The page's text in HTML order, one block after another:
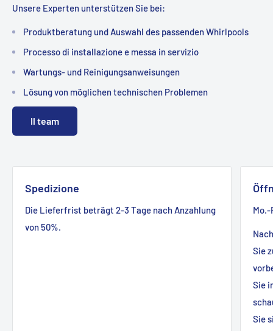
Unsere Experten unterstützen Sie bei:
Produktberatung und Auswahl des passenden Whirlpools
Processo di installazione e messa in servizio
Wartungs- und Reinigungsanweisungen
Lösung von möglichen technischen Problemen
Il team
Spedizione
Die Lieferfrist beträgt 2-3 Tage nach Anzahlung
von 50%.
Mo.-
Sie
Sie
Sie